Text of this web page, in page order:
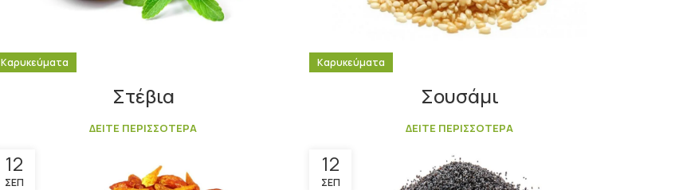
Καρυκεύματα
Στέβια
ΔΕΙΤΕ ΠΕΡΙΣΣΟΤΕΡΑ
Καρυκεύματα
Σουσάμι
ΔΕΙΤΕ ΠΕΡΙΣΣΟΤΕΡΑ
12
ΣΕΠ
12
ΣΕΠ